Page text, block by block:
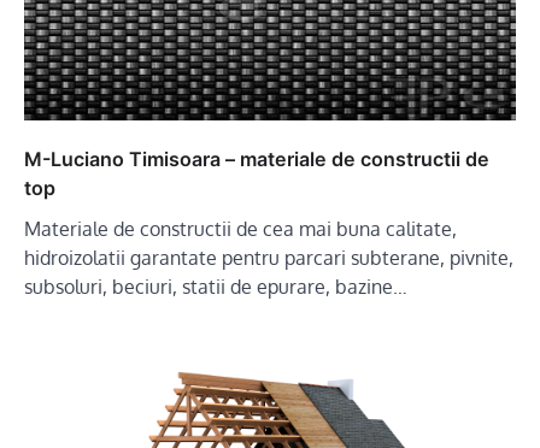
M-Luciano Timisoara – materiale de constructii de
top
Materiale de constructii de cea mai buna calitate,
hidroizolatii garantate pentru parcari subterane, pivnite,
subsoluri, beciuri, statii de epurare, bazine…